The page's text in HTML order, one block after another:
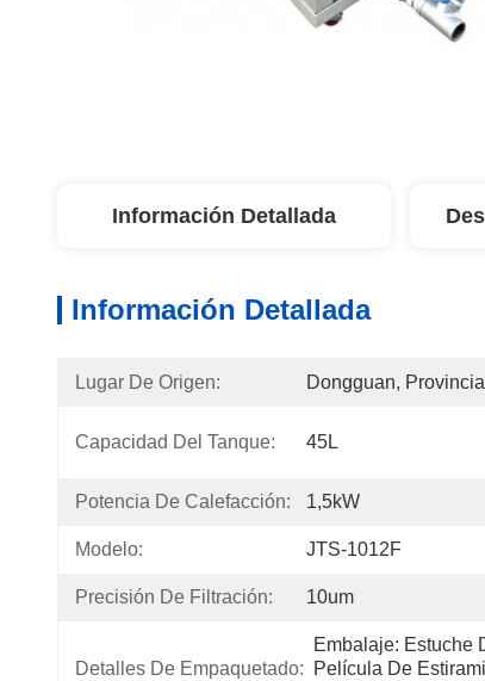
Información Detallada
Información Detallada
Lugar De Origen: Dongguan,
Capacidad Del Tanque: 45L
Potencia De Calefacción: 1,5kW
Modelo: JTS-1012F
Precisión De Filtración: 10um
Detalles De Empaquetado:
Embalaje: Estuche
Película De